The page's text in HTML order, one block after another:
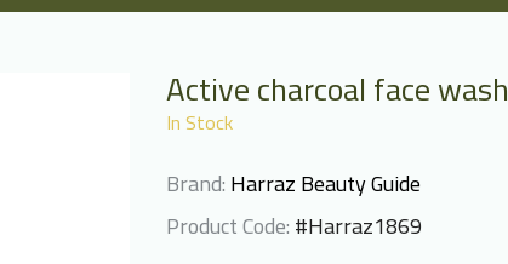
Active charcoal face wash
In Stock
Brand:Harraz Beauty Guide
Product Code:#Harraz1869